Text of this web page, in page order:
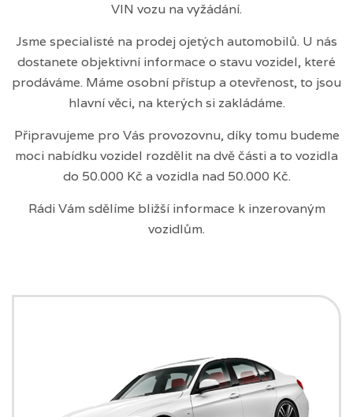
VIN vozu na vyžádání.
Jsme specialisté na prodej ojetých automobilů. U nás
dostanete objektivní informace o stavu vozidel, které
prodáváme. Máme osobní přístup a otevřenost, to jsou
hlavní věci, na kterých si zakládáme.
Připravujeme pro Vás provozovnu, díky tomu budeme
moci nabídku vozidel rozdělit na dvě části a to vozidla
do 50.000 Kč a vozidla nad 50.000 Kč.
Rádi Vám sdělíme bližší informace k inzerovaným
vozidlům.